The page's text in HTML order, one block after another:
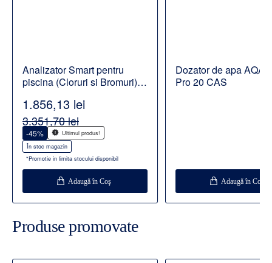
Analizator Smart pentru
piscina (Cloruri si Bromuri)
Ultimul produs!
În stoc magazin
*Promotie in limita stocului disponibil
-45%
1.856,13 lei
3.351,70 lei
Adaugă în Coş
Dozator de apa AQA
Pro 20 CAS
Adaugă în Coş
Produse promovate